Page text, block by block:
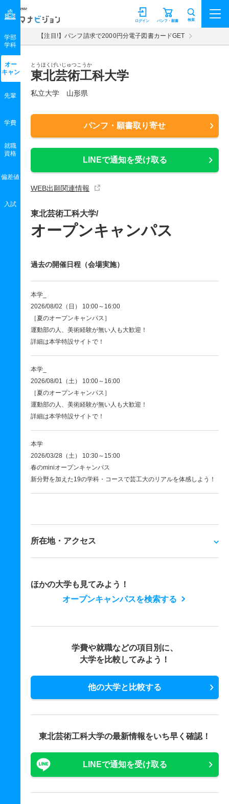
マナビジョン パンフ・願書
ログイン 検索
【注目!】パンフ請求で2000円分電子図書カードGET
とうほくげいじゅつこうか
東北芸術工科大学
私立大学 山形県
パンフ・願書取り寄せ
LINEで通知を受け取る
WEB出願関連情報
学部
学科
オー
キャン
先輩
学費
就職
資格
偏差値
入試
東北芸術工科大学/
オープンキャンパス
過去の開催日程（会場実施）
本学_
2026/08/02（日） 10:00～16:00
［夏のオープンキャンパス］
運動部の人、美術経験が無い人も大歓迎！
詳細は本学特設サイトで！
本学_
2026/08/01（土） 10:00～16:00
［夏のオープンキャンパス］
運動部の人、美術経験が無い人も大歓迎！
詳細は本学特設サイトで！
本学
2026/03/28（土） 10:30～15:00
春のminiオープンキャンパス
新分野を加えた19の学科・コースで芸工大のリアルを体感しよう！
所在地・アクセス
ほかの大学も見てみよう！
オープンキャンパスを検索する
学費や就職などの項目別に、
大学を比較してみよう！
他の大学と比較する
東北芸術工科大学の最新情報をいち早く確認！
LINEで通知を受け取る